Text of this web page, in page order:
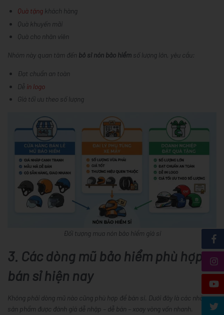
Quà tặng khách hàng
Quà khuyến mãi
Quà cho nhân viên
Nhóm này quan tâm đến bỏ sỉ nón bảo hiểm số lượng lớn, yêu cầu:
Đạt chuẩn an toàn
Dễ in logo
Giá tối ưu theo số lượng
Đối tượng mua nón bảo hiểm giá sỉ
3. Các dòng mũ bảo hiểm phù hợp
bán sỉ hiện nay
Không phải dòng mũ nào cũng phù hợp để bán sỉ. Dưới đây là các nhóm
sản phẩm được đánh giá dễ nhập – dễ bán – xoay vòng vốn nhanh.